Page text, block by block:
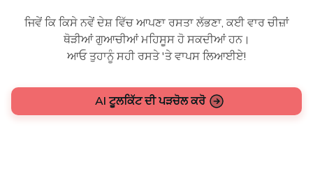
ਜਿਵੇਂ ਕਿ ਕਿਸੇ ਨਵੇਂ ਦੇਸ਼ ਵਿੱਚ ਆਪਣਾ ਰਸਤਾ ਲੱਭਣਾ, ਕਈ ਵਾਰ ਚੀਜ਼ਾਂ
ਥੋੜੀਆਂ ਗੁਆਚੀਆਂ ਮਹਿਸੂਸ ਹੋ ਸਕਦੀਆਂ ਹਨ।
ਆਓ ਤੁਹਾਨੂੰ ਸਹੀ ਰਸਤੇ 'ਤੇ ਵਾਪਸ ਲਿਆਈਏ!
AI ਟੂਲਕਿੱਟ ਦੀ ਪੜਚੋਲ ਕਰੋ